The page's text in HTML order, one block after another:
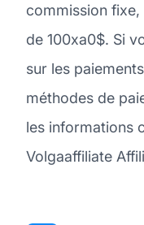
commission
de 100xa0$. Si
sur les
méthodes de
les informations
Volgaaffiliate